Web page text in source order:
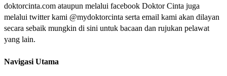
doktorcinta.com ataupun melalui facebook Doktor Cinta juga
melalui twitter kami @mydoktorcinta serta email kami akan dilayan
secara sebaik mungkin di sini untuk bacaan dan rujukan pelawat
yang lain.
Navigasi Utama